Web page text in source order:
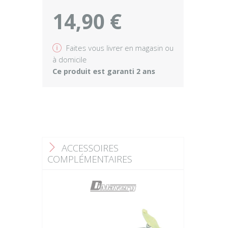
14,90 €
v Faites vous livrer en magasin ou
à domicile
Ce produit est garanti 2 ans
F ACCESSOIRES
COMPLÉMENTAIRES